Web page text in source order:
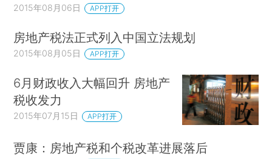
2015年08月06日 APP打开
房地产税法正式列入中国立法规划
2015年08月05日 APP打开
6月财政收入大幅回升 房地产
税收发力
2015年07月15日 APP打开
贾康：房地产税和个税改革进展落后